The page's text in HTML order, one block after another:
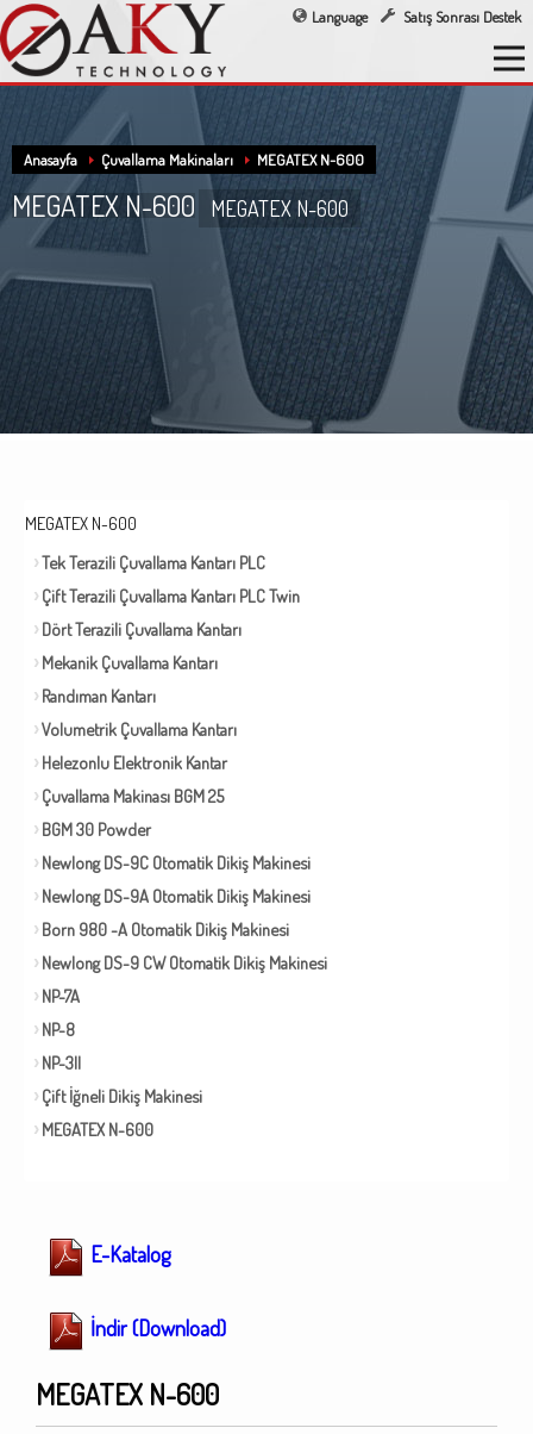
Language Satış Sonrası Destek
Anasayfa Çuvallama Makinaları MEGATEX N-600
MEGATEX N-600 MEGATEX N-600
MEGATEX N-600
Tek Terazili Çuvallama Kantarı PLC
Çift Terazili Çuvallama Kantarı PLC Twin
Dört Terazili Çuvallama Kantarı
Mekanik Çuvallama Kantarı
Randıman Kantarı
Volumetrik Çuvallama Kantarı
Helezonlu Elektronik Kantar
Çuvallama Makinası BGM 25
BGM 30 Powder
Newlong DS-9C Otomatik Dikiş Makinesi
Newlong DS-9A Otomatik Dikiş Makinesi
Born 980 -A Otomatik Dikiş Makinesi
Newlong DS-9 CW Otomatik Dikiş Makinesi
NP-7A
NP-8
NP-3II
Çift İğneli Dikiş Makinesi
MEGATEX N-600
E-Katalog
İndir (Download)
MEGATEX N-600